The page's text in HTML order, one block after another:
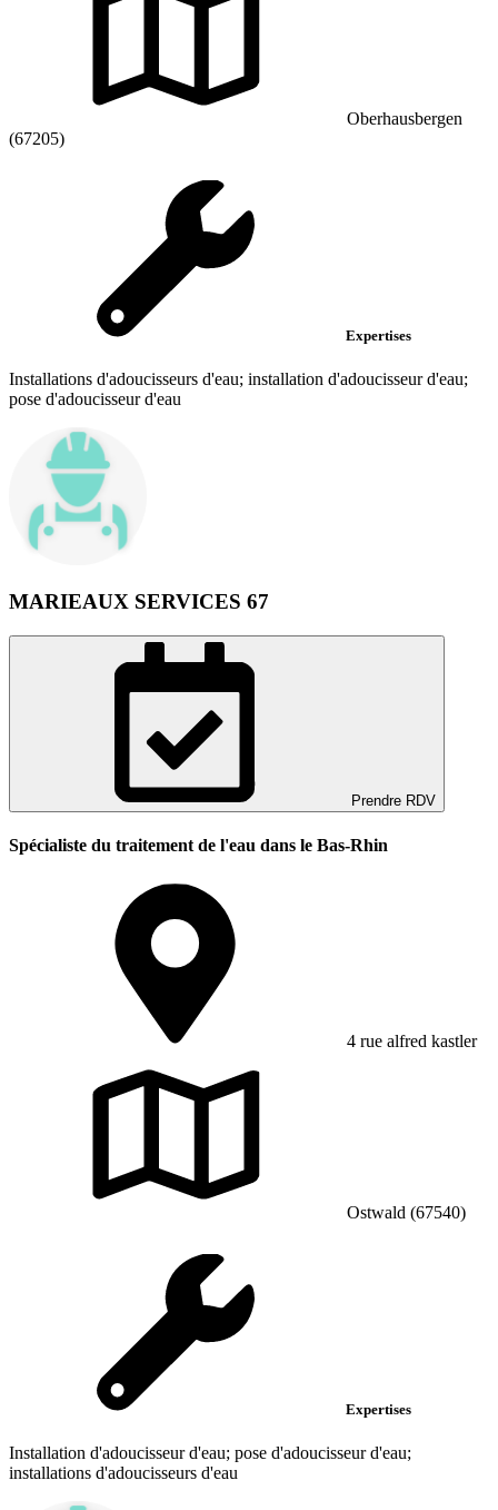
Oberhausbergen
(67205)
Expertises
Installations d'adoucisseurs d'eau; installation d'adoucisseur d'eau;
pose d'adoucisseur d'eau
MARIEAUX SERVICES 67
Prendre RDV
Spécialiste du traitement de l'eau dans le Bas-Rhin
4 rue alfred kastler
Ostwald (67540)
Expertises
Installation d'adoucisseur d'eau; pose d'adoucisseur d'eau;
installations d'adoucisseurs d'eau